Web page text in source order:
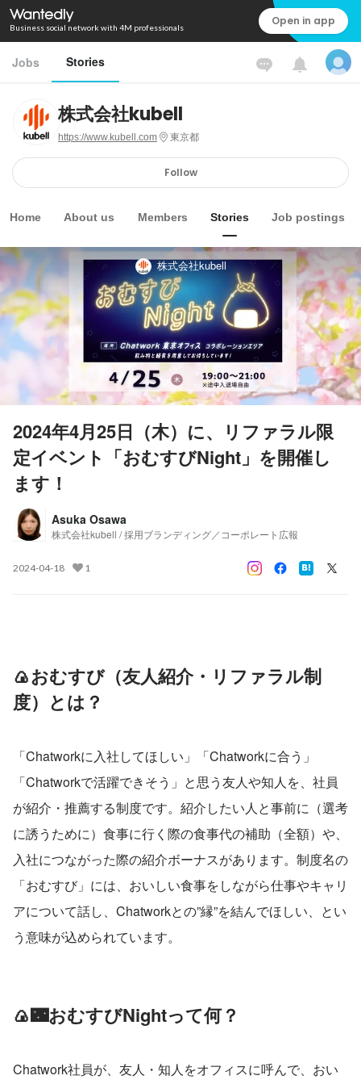
Business social network with 4M professionals Open in app
Jobs Stories
株式会社kubell
https://www.kubell.com 東京都
Follow
Home About us Members Stories Job postings
株式会社kubell
2024年4月25日（木）に、リファラル限
定イベント「おむすびNight」を開催し
ます！
Asuka Osawa
株式会社kubell / 採用ブランディング／コーポレート広報
2024-04-18 1
🍙おむすび（友人紹介・リファラル制
度）とは？
「Chatworkに入社してほしい」「Chatworkに合う」
「Chatworkで活躍できそう」と思う友人や知人を、社員
が紹介・推薦する制度です。紹介したい人と事前に（選考
に誘うために）食事に行く際の食事代の補助（全額）や、
入社につながった際の紹介ボーナスがあります。制度名の
「おむすび」には、おいしい食事をしながら仕事やキャリ
アについて話し、Chatworkとの”縁”を結んでほしい、とい
う意味が込められています。
🍙🌃おむすびNightって何？
Chatwork社員が、友人・知人をオフィスに呼んで、おい